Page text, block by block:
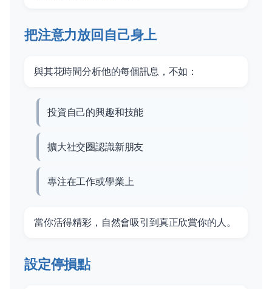
把注意力放回自己身上
與其花時間分析他的每個訊息，不如：
投資自己的興趣和技能
擴大社交圈認識新朋友
專注在工作或學業上
當你活得精彩，自然會吸引到真正欣賞你的人。
設定停損點